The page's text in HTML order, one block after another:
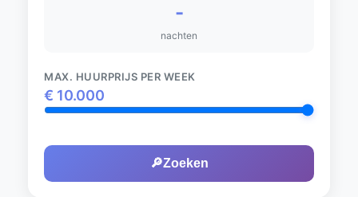
-
nachten
MAX. HUURPRIJS PER WEEK
€ 10.000
🔎Zoeken